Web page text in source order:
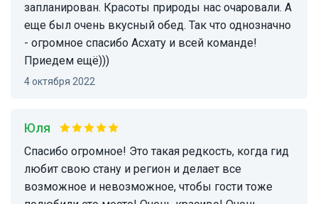
запланирован. Красоты природы нас очаровали. А
еще был очень вкусный обед. Так что однозначно
- огромное спасибо Асхату и всей команде!
Приедем ещё)))
4 октября 2022
Юля
Спасибо огромное! Это такая редкость, когда гид
любит свою стану и регион и делает все
возможное и невозможное, чтобы гости тоже